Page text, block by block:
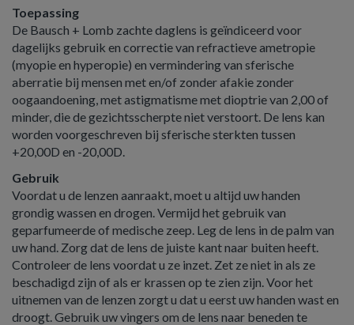
Toepassing
De Bausch + Lomb zachte daglens is geïndiceerd voor
dagelijks gebruik en correctie van refractieve ametropie
(myopie en hyperopie) en vermindering van sferische
aberratie bij mensen met en/of zonder afakie zonder
oogaandoening, met astigmatisme met dioptrie van 2,00 of
minder, die de gezichtsscherpte niet verstoort. De lens kan
worden voorgeschreven bij sferische sterkten tussen
+20,00D en -20,00D.
Gebruik
Voordat u de lenzen aanraakt, moet u altijd uw handen
grondig wassen en drogen. Vermijd het gebruik van
geparfumeerde of medische zeep. Leg de lens in de palm van
uw hand. Zorg dat de lens de juiste kant naar buiten heeft.
Controleer de lens voordat u ze inzet. Zet ze niet in als ze
beschadigd zijn of als er krassen op te zien zijn. Voor het
uitnemen van de lenzen zorgt u dat u eerst uw handen wast en
droogt. Gebruik uw vingers om de lens naar beneden te